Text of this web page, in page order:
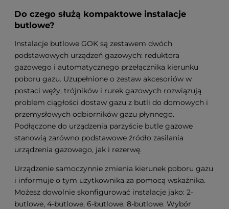
Do czego służą kompaktowe instalacje
butlowe?
Instalacje butlowe GOK są zestawem dwóch
podstawowych urządzeń gazowych: reduktora
gazowego i automatycznego przełącznika kierunku
poboru gazu. Uzupełnione o zestaw akcesoriów w
postaci węży, trójników i rurek gazowych rozwiązują
problem ciągłości dostaw gazu z butli do domowych i
przemysłowych odbiorników gazu płynnego.
Podłączone do urządzenia parzyście butle gazowe
stanowią zarówno podstawowe źródło zasilania
urządzenia gazowego, jak i rezerwę.
Urządzenie samoczynnie zmienia kierunek poboru gazu
i informuje o tym użytkownika za pomocą wskaźnika.
Możesz dowolnie skonfigurować instalacje jako: 2-
butlowe, 4-butlowe, 6-butlowe, 8-butlowe. Wybór